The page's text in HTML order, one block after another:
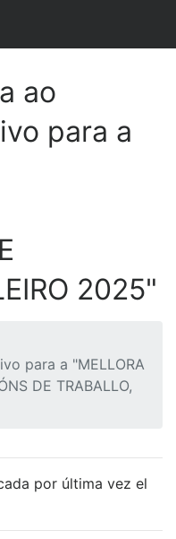
ao
para a
2025"
para a "MELLORA
DE TRABALLO,
por última vez el